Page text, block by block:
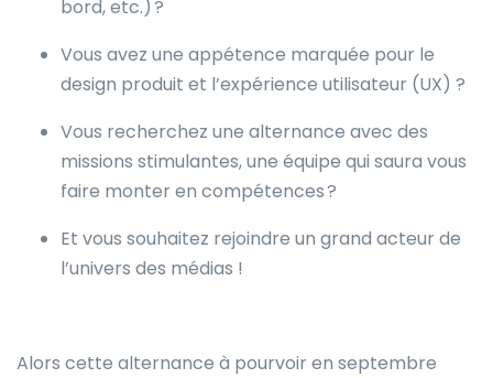
bord, etc.) ?
Vous avez une appétence marquée pour le
design produit et l’expérience utilisateur (UX) ?
Vous recherchez une alternance avec des
missions stimulantes, une équipe qui saura vous
faire monter en compétences ?
Et vous souhaitez rejoindre un grand acteur de
l’univers des médias !
Alors cette alternance à pourvoir en septembre